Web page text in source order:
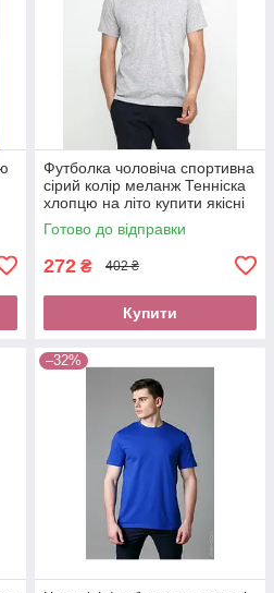
Футболка чоловіча спортивна
сірий колір меланж Тенніска
хлопцю на літо купити якісні
футболки без передоплати
новою поштою
Готово до відправки
272 ₴ 402 ₴
Купити
–32%